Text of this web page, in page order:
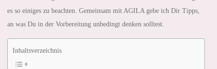
es so einiges zu beachten. Gemeinsam mit AGILA gebe ich Dir Tipps,
an was Du in der Vorbereitung unbedingt denken solltest.
Inhaltsverzeichnis